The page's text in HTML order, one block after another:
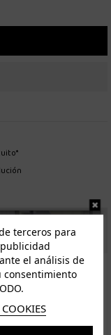
terceros para
el análisis de
consentimiento